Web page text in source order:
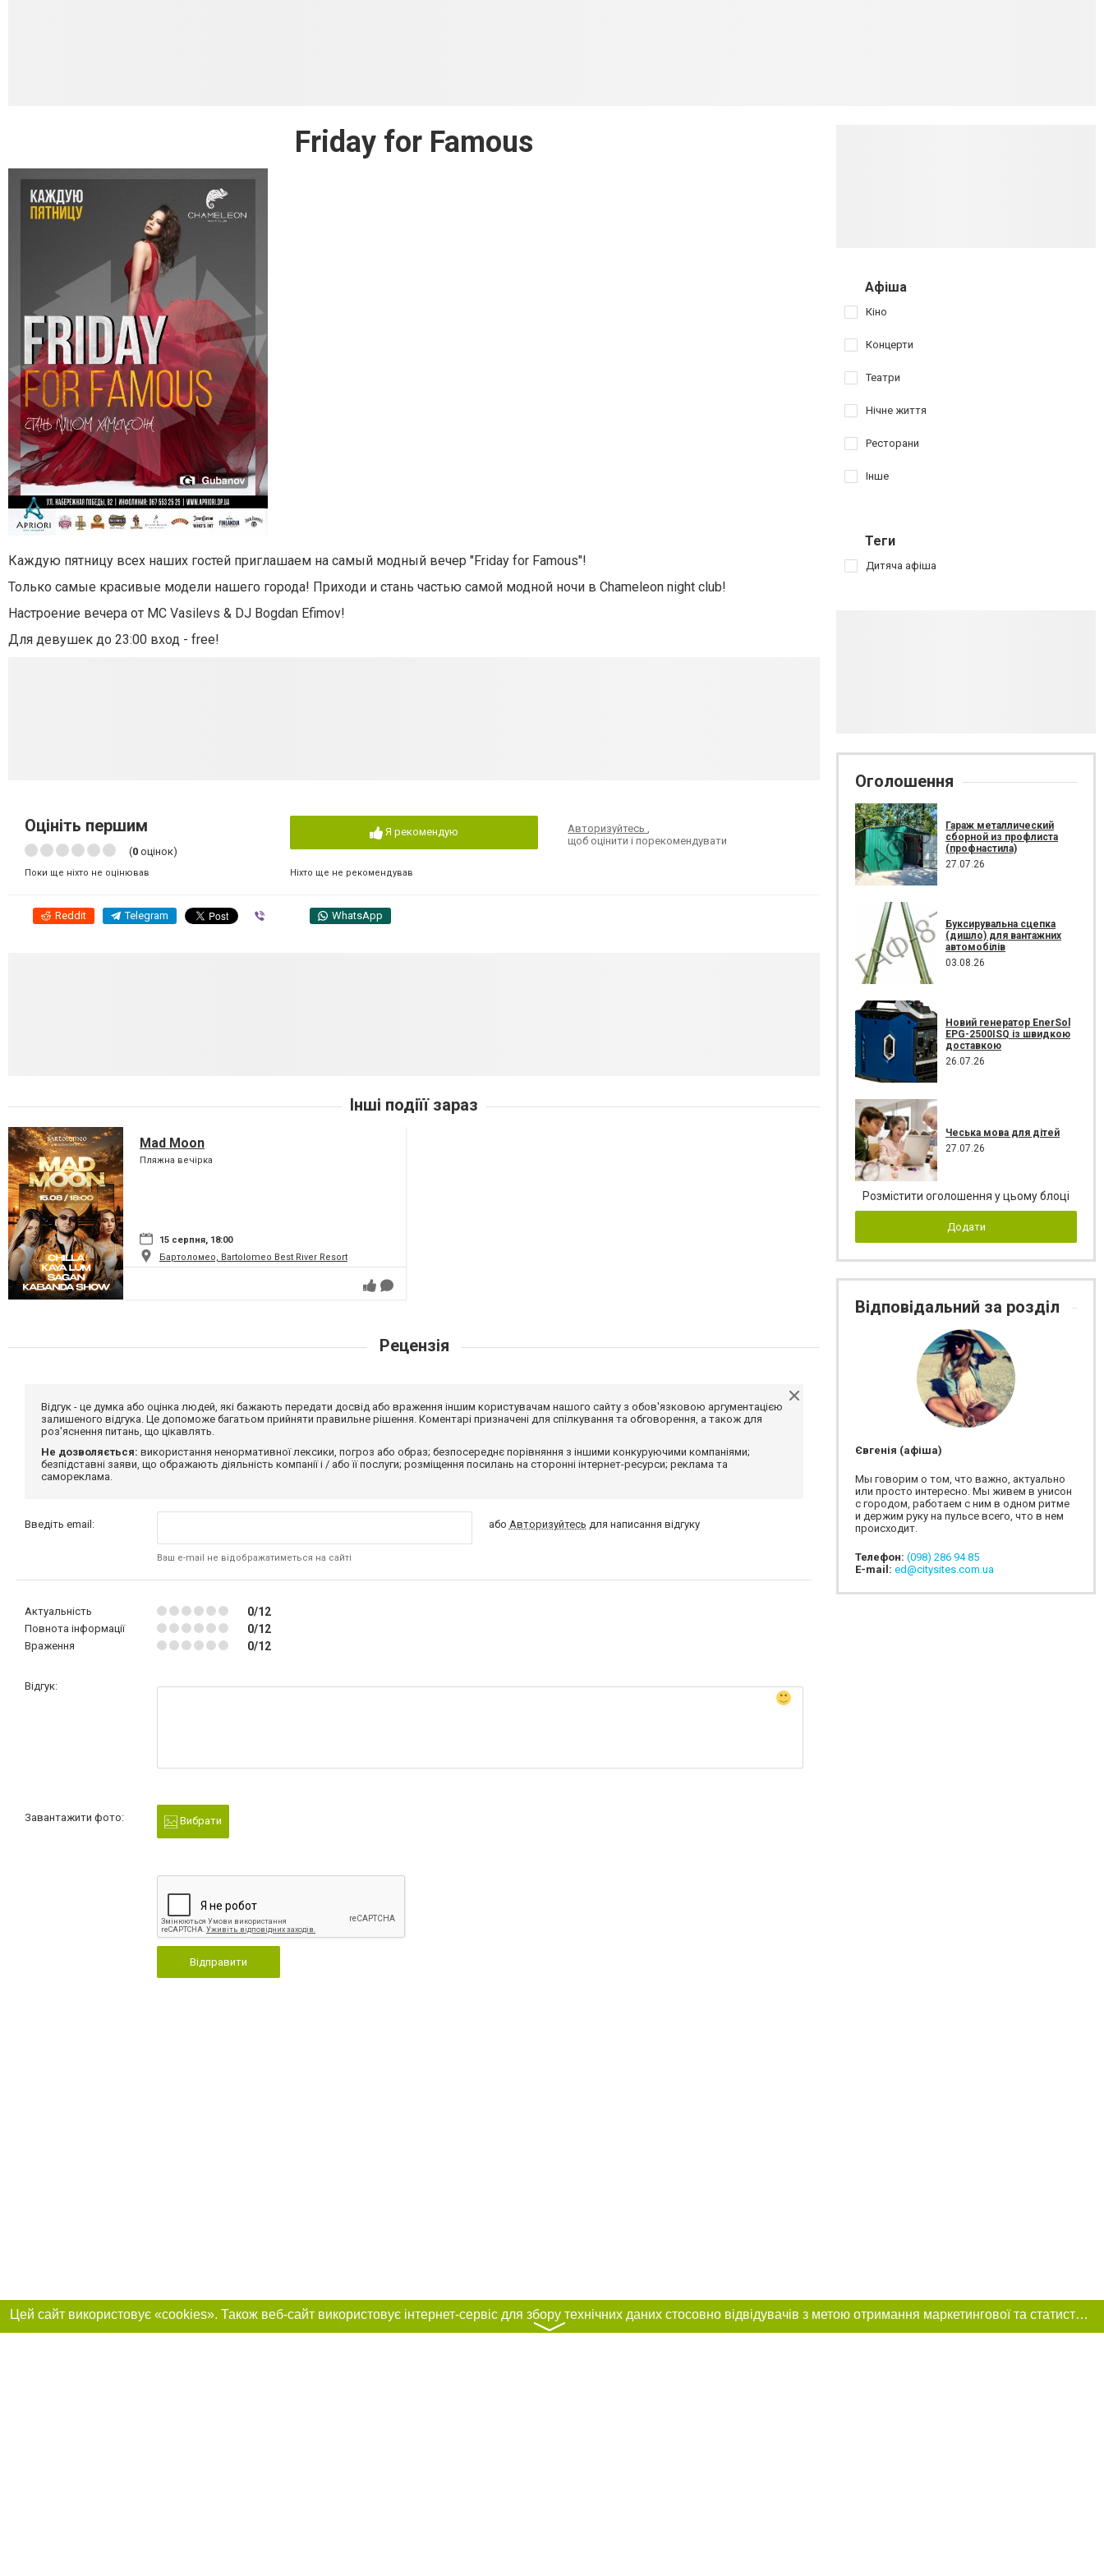
Friday for Famous
Каждую пятницу всех наших гостей приглашаем на самый модный вечер "Friday for Famous"!
Только самые красивые модели нашего города! Приходи и стань частью самой модной ночи в Chameleon night club!
Настроение вечера от MC Vasilevs & DJ Bogdan Efimov!
Для девушек до 23:00 вход - free!
Оцініть першим
(0 оцінок)
Поки ще ніхто не оцінював
Я рекомендую
Ніхто ще не рекомендував
Авторизуйтесь,
щоб оцінити і порекомендувати
Reddit Telegram WhatsApp
Інші подіїї зараз
Mad Moon
Пляжна вечірка
15 серпня, 18:00
Бартоломео, Bartolomeo Best River Resort
Рецензія
Відгук - це думка або оцінка людей, які бажають передати досвід або враження іншим користувачам нашого сайту з обов'язковою аргументацією
залишеного відгука. Це допоможе багатьом прийняти правильне рішення. Коментарі призначені для спілкування та обговорення, а також для
роз'яснення питань, що цікавлять.
Не дозволяється: використання ненормативної лексики, погроз або образ; безпосереднє порівняння з іншими конкуруючими компаніями;
безпідставні заяви, що ображають діяльність компанії і / або її послуги; розміщення посилань на сторонні інтернет-ресурси; реклама та
самореклама.
Введіть email:
Ваш e-mail не відображатиметься на сайті
або Авторизуйтесь для написання відгуку
Актуальність 0/12
Повнота інформації 0/12
Враження 0/12
Відгук:
Завантажити фото: Вибрати
Відправити
Афіша
Кіно
Концерти
Театри
Нічне життя
Ресторани
Інше
Теги
Дитяча афіша
Оголошення
Гараж металлический
сборной из профлиста
(профнастила)
27.07.26
Буксирувальна сцепка
(дишло) для вантажних
автомобілів
03.08.26
Новий генератор EnerSol
EPG-2500ISQ із швидкою
доставкою
26.07.26
Чеська мова для дітей
27.07.26
Розмістити оголошення у цьому блоці
Додати
Відповідальний за розділ
Євгенія (афіша)
Мы говорим о том, что важно, актуально
или просто интересно. Мы живем в унисон
с городом, работаем с ним в одном ритме
и держим руку на пульсе всего, что в нем
происходит.
Телефон: (098) 286 94 85
E-mail: ed@citysites.com.ua
Цей сайт використовує «cookies». Також веб-сайт використовує інтернет-сервіс для збору технічних даних стосовно відвідувачів з метою отримання маркетингової та статистичної інформації. Умови обробки даних відвідувачів сайту див.
〉